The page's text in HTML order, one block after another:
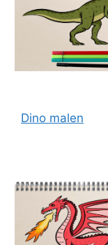
Dino malen